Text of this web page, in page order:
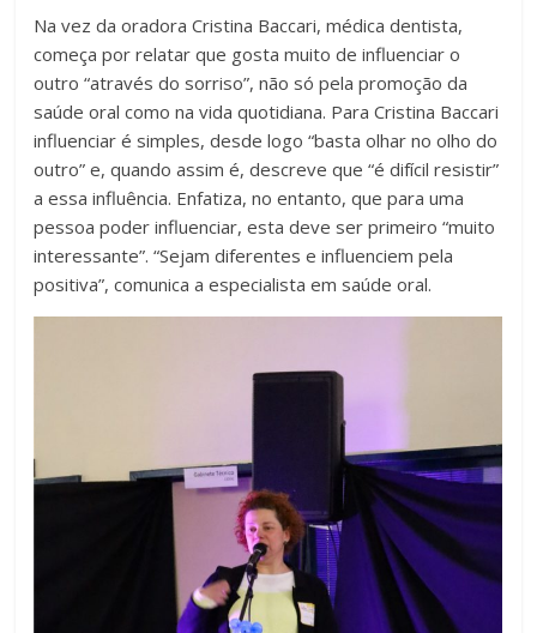
Na vez da oradora Cristina Baccari, médica dentista,
começa por relatar que gosta muito de influenciar o
outro “através do sorriso”, não só pela promoção da
saúde oral como na vida quotidiana. Para Cristina Baccari
influenciar é simples, desde logo “basta olhar no olho do
outro” e, quando assim é, descreve que “é difícil resistir”
a essa influência. Enfatiza, no entanto, que para uma
pessoa poder influenciar, esta deve ser primeiro “muito
interessante”. “Sejam diferentes e influenciem pela
positiva”, comunica a especialista em saúde oral.